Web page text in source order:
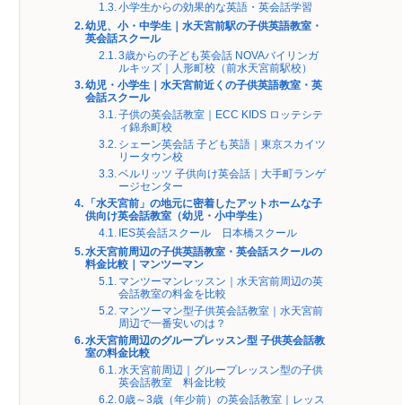
小学生からの効果的な英語・英会話学習
幼児、小・中学生｜水天宮前駅の子供英語教室・
英会話スクール
3歳からの子ども英会話 NOVAバイリンガ
ルキッズ｜人形町校（前水天宮前駅校）
幼児・小学生｜水天宮前近くの子供英語教室・英
会話スクール
子供の英会話教室｜ECC KIDS ロッテシテ
ィ錦糸町校
シェーン英会話 子ども英語｜東京スカイツ
リータウン校
ベルリッツ 子供向け英会話｜大手町ランゲ
ージセンター
「水天宮前」の地元に密着したアットホームな子
供向け英会話教室（幼児・小中学生）
IES英会話スクール 日本橋スクール
水天宮前周辺の子供英語教室・英会話スクールの
料金比較｜マンツーマン
マンツーマンレッスン｜水天宮前周辺の英
会話教室の料金を比較
マンツーマン型子供英会話教室｜水天宮前
周辺で一番安いのは？
水天宮前周辺のグループレッスン型 子供英会話教
室の料金比較
水天宮前周辺｜グループレッスン型の子供
英会話教室 料金比較
0歳～3歳（年少前）の英会話教室｜レッス